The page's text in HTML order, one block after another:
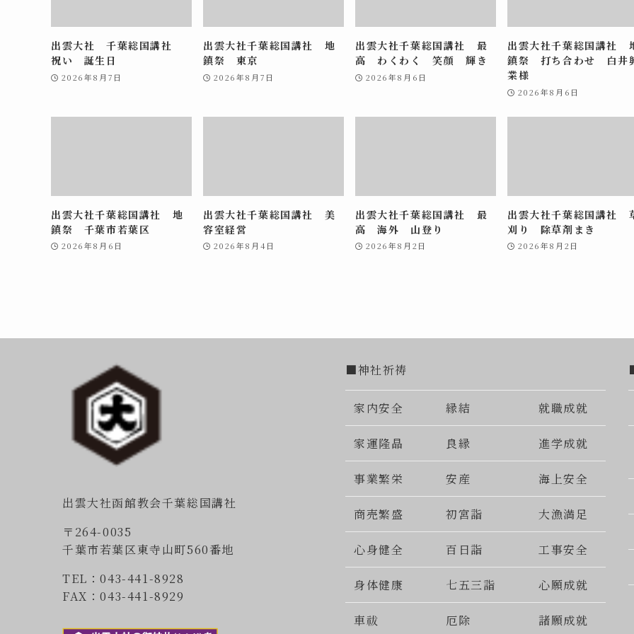
出雲大社 千葉総国講社
祝い 誕生日
2026年8月7日
出雲大社千葉総国講社 地
鎮祭 東京
2026年8月7日
出雲大社千葉総国講社 最
高 わくわく 笑顔 輝き
2026年8月6日
出雲大社千葉総国講社
鎮祭 打ち合わせ 白井
業様
2026年8月6日
出雲大社千葉総国講社 地
鎮祭 千葉市若葉区
2026年8月6日
出雲大社千葉総国講社 美
容室経営
2026年8月4日
出雲大社千葉総国講社 最
高 海外 山登り
2026年8月2日
出雲大社千葉総国講社
刈り 除草剤まき
2026年8月2日
出雲大社函館教会千葉総国講社
〒264-0035
千葉市若葉区東寺山町560番地
TEL：043-441-8928
FAX：043-441-8929
■神社祈祷
家内安全 縁結 就職成就
家運隆晶 良縁 進学成就
事業繁栄 安産 海上安全
商売繁盛 初宮詣 大漁満足
心身健全 百日詣 工事安全
身体健康 七五三詣 心願成就
車祓 厄除 諸願成就